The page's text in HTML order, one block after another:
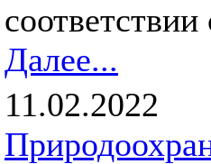
Далее...
11.02.2022